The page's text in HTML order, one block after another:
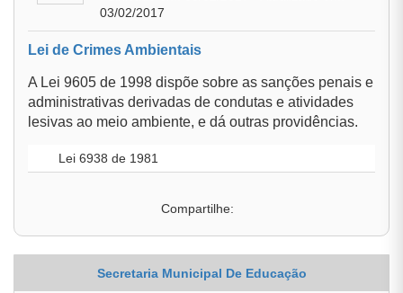
03/02/2017
Lei de Crimes Ambientais
A Lei 9605 de 1998 dispõe sobre as sanções penais e
administrativas derivadas de condutas e atividades
lesivas ao meio ambiente, e dá outras providências.
Lei 6938 de 1981
Compartilhe:
Secretaria Municipal De Educação